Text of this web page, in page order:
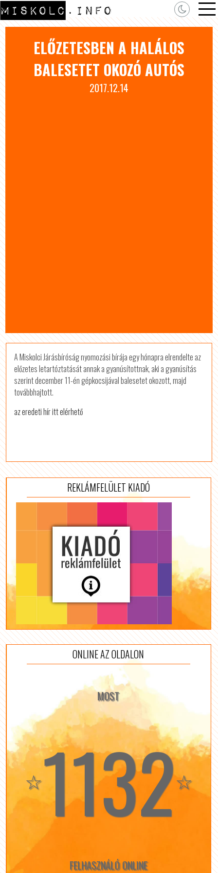
ELŐZETESBEN A HALÁLOS
BALESETET OKOZÓ AUTÓS
2017.12.14
A Miskolci Járásbíróság nyomozási bírája egy hónapra elrendelte az
előzetes letartóztatását annak a gyanúsítottnak, aki a gyanúsítás
szerint december 11-én gépkocsijával balesetet okozott, majd
továbbhajtott.
az eredeti hír itt elérhető
REKLÁMFELÜLET KIADÓ
ONLINE AZ OLDALON
MOST
☆1132☆
FELHASZNÁLÓ ONLINE